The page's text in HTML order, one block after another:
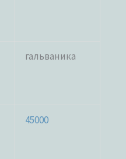
гальваника
45000